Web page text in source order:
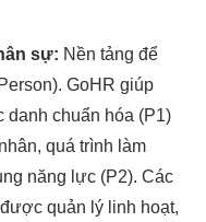
sự: Nền tảng để
GoHR giúp
danh chuẩn hóa (P1)
quá trình làm
năng lực (P2). Các
quản lý linh hoạt,